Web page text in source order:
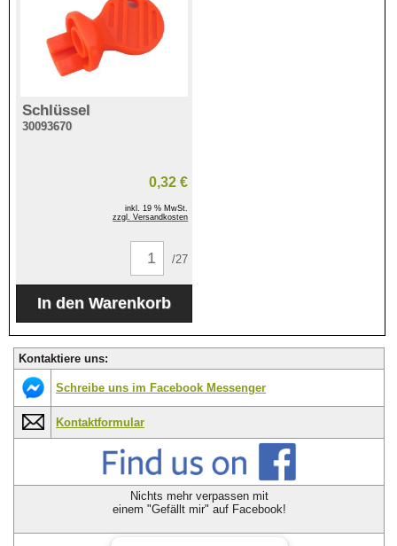
Schlüssel
30093670
0,32 €
inkl. 19 % MwSt.
zzgl. Versandkosten
/27
Kontaktiere uns:
Schreibe uns im Facebook Messenger
Kontaktformular
Nichts mehr verpassen mit
einem "Gefällt mir" auf Facebook!